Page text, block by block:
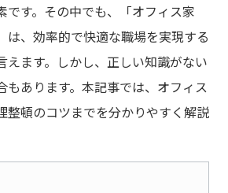
です。その中でも、「オフィス家
は、効率的で快適な職場を実現する
えます。しかし、正しい知識がない
もあります。本記事では、オフィス
整頓のコツまでを分かりやすく解説